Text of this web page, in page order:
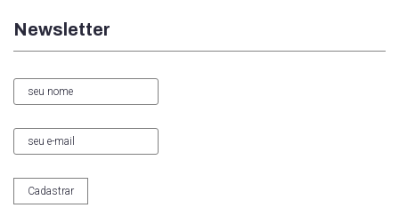
Newsletter